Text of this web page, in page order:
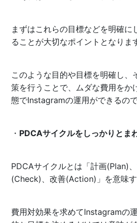
まずはこれらの目標などを明確に
ることが大切なポイントとなりま
このような目的や目標を明確し、
策を行うことで、ムダな費用をか
態でInstagramの運用ができるので
・ PDCAサイクルをしっかりとま
PDCAサイクルとは「計画(Plan)
(Check)、改善(Action)」を意味す
費用対効果を求めてInstagramの